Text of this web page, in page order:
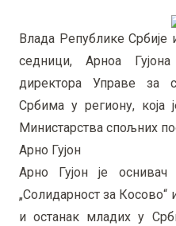
Владa Републике
седници, Арноа
директора Управе за
Србима у региону, која
Министарства спољних
Арно Гујон
Арно Гујон је оснивач
„Солидарност за Косово“
и останак младих у